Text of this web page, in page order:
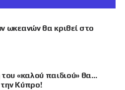
ωκεανών θα κριθεί στο
του «καλού παιδιού» θα…
Κύπρο!